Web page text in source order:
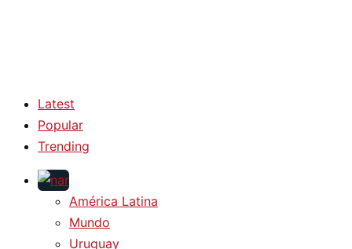
Latest
Popular
Trending
América Latina
Mundo
Uruguay